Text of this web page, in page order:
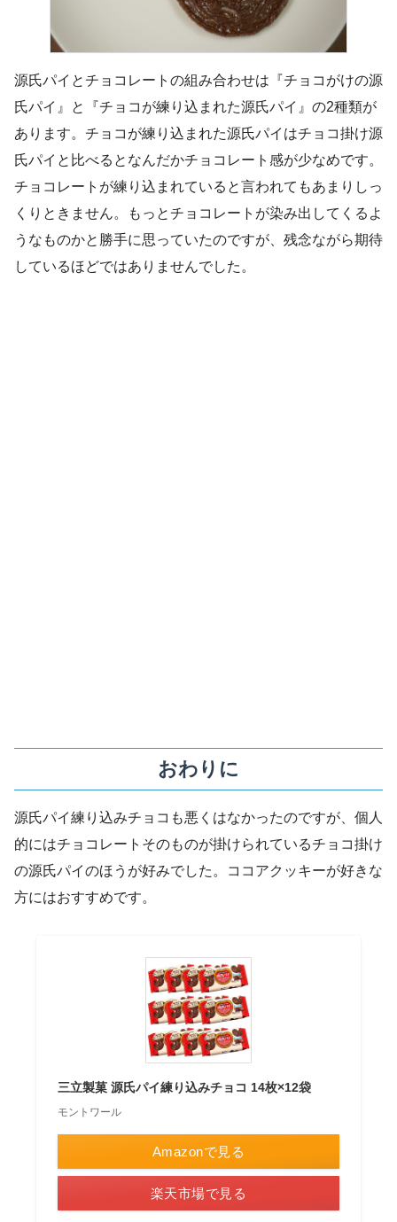
源氏パイとチョコレートの組み合わせは『チョコがけの源
氏パイ』と『チョコが練り込まれた源氏パイ』の2種類が
あります。チョコが練り込まれた源氏パイはチョコ掛け源
氏パイと比べるとなんだかチョコレート感が少なめです。
チョコレートが練り込まれていると言われてもあまりしっ
くりときません。もっとチョコレートが染み出してくるよ
うなものかと勝手に思っていたのですが、残念ながら期待
しているほどではありませんでした。
おわりに
源氏パイ練り込みチョコも悪くはなかったのですが、個人
的にはチョコレートそのものが掛けられているチョコ掛け
の源氏パイのほうが好みでした。ココアクッキーが好きな
方にはおすすめです。
三立製菓 源氏パイ練り込みチョコ 14枚×12袋
モントワール
Amazonで見る
楽天市場で見る